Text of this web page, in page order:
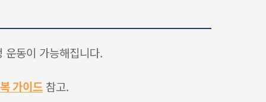
운동이 가능해집니다.
가이드 참고.